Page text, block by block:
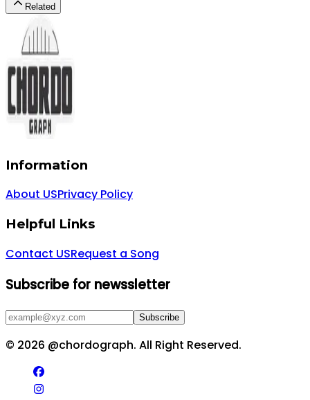
Related
Information
About USPrivacy Policy
Helpful Links
Contact USRequest a Song
Subscribe for newssletter
Subscribe
© 2026 @chordograph. All Right Reserved.